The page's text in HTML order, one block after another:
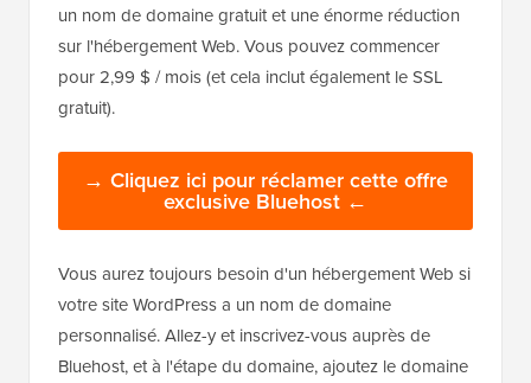
un nom de domaine gratuit et une énorme réduction
sur l'hébergement Web. Vous pouvez commencer
pour 2,99 $ / mois (et cela inclut également le SSL
gratuit).
→ Cliquez ici pour réclamer cette offre
exclusive Bluehost ←
Vous aurez toujours besoin d'un hébergement Web si
votre site WordPress a un nom de domaine
personnalisé. Allez-y et inscrivez-vous auprès de
Bluehost, et à l'étape du domaine, ajoutez le domaine